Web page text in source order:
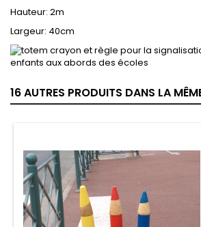
Hauteur: 2m
Largeur: 40cm
16 AUTRES PRODUITS DANS LA